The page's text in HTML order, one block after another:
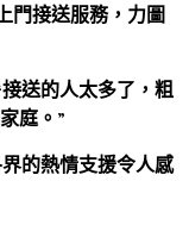
門接送服務，力圖
送的人太多了，粗
庭。”
的熱情支援令人感